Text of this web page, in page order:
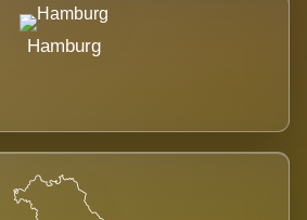
Hamburg